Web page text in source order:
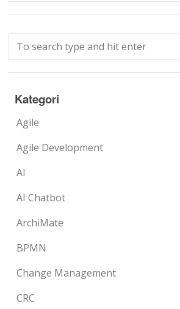
Kategori
Agile
Agile Development
AI
AI Chatbot
ArchiMate
BPMN
Change Management
CRC